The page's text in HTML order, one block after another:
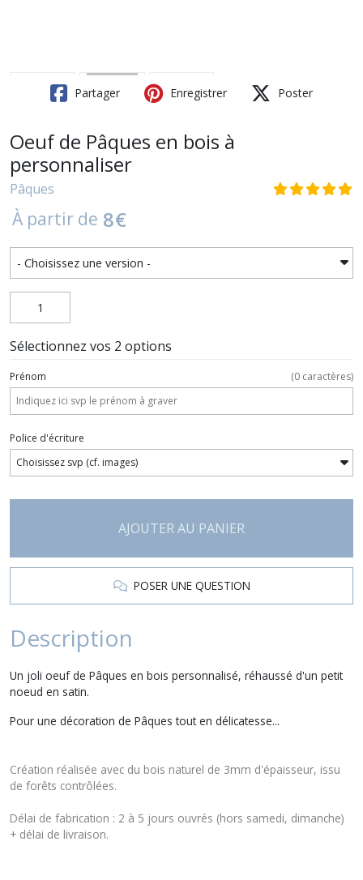
Partager Enregistrer Poster
Oeuf de Pâques en bois à
personnaliser
Pâques
À partir de 8€
Sélectionnez vos 2 options
Prénom (0 caractères)
Police d'écriture
AJOUTER AU PANIER
POSER UNE QUESTION
Description
Un joli oeuf de Pâques en bois personnalisé, réhaussé d'un petit
noeud en satin.
Pour une décoration de Pâques tout en délicatesse...
Création réalisée avec du bois naturel de 3mm d'épaisseur, issu
de forêts contrôlées.
Délai de fabrication : 2 à 5 jours ouvrés (hors samedi, dimanche)
+ délai de livraison.